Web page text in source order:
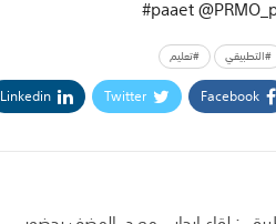
#التطبيقي #تعليم
Facebook
Twitter
Linkedin